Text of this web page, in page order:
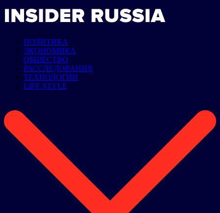
ПОЛИТИКА
ЭКОНОМИКА
ОБЩЕСТВО
РАССЛЕДОВАНИЯ
ТЕХНОЛОГИИ
LIFE STYLE